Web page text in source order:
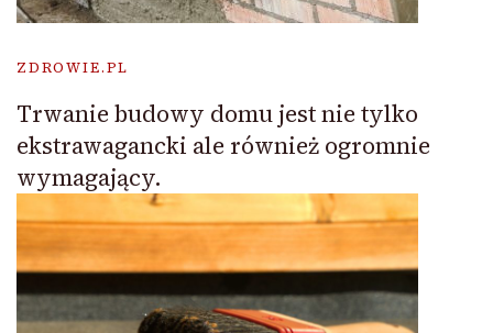
ZDROWIE.PL
Trwanie budowy domu jest nie tylko
ekstrawagancki ale również ogromnie
wymagający.